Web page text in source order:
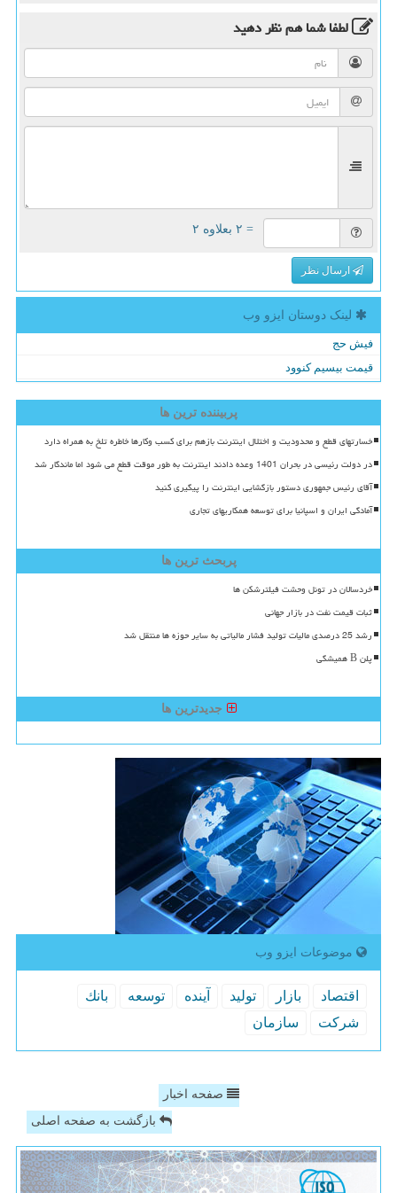
لطفا شما همنظر دهید
= ۲ بعلاوه ۲
ارسال نظر
لینک دوستان ایزو وب
فیش حج
قیمت بیسیم کنوود
پربیننده ترین ها
خسارتهای قطع و محدودیت و اختلال اینترنت بازهم برای کسب وکارها خاطره تلخ به همراه دارد
در دولت رئیسی در بحران 1401 وعده دادند اینترنت به طور موقت قطع می شود اما ماندگار شد
آقای رئیس جمهوری دستور بازگشایی اینترنت را پیگیری کنید
آمادگی ایران و اسپانیا برای توسعه همکاریهای تجاری
پربحث ترین ها
خردسالان در تونل وحشت فیلترشکن ها
ثبات قیمت نفت در بازار جهانی
رشد 25 درصدی مالیات تولید فشار مالیاتی به سایر حوزه ها منتقل شد
پلن B همیشگی
جدیدترین ها
موضوعات ایزو وب
اقتصاد بازار تولید آینده توسعه
بانك
شركت
سازمان
صفحه اخبار
بازگشت به صفحه اصلی